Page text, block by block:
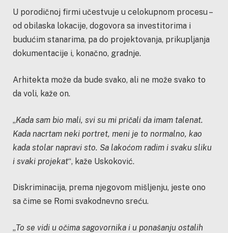
U porodičnoj firmi učestvuje u celokupnom procesu –
od obilaska lokacije, dogovora sa investitorima i
budućim stanarima, pa do projektovanja, prikupljanja
dokumentacije i, konačno, gradnje.
Arhitekta može da bude svako, ali ne može svako to
da voli, kaže on.
„Kada sam bio mali, svi su mi pričali da imam talenat.
Kada nacrtam neki portret, meni je to normalno, kao
kada stolar napravi sto. Sa lakoćom radim i svaku sliku
i svaki projekat“, kaže Uskoković.
Diskriminacija, prema njegovom mišljenju, jeste ono
sa čime se Romi svakodnevno sreću.
„To se vidi u očima sagovornika i u ponašanju ostalih